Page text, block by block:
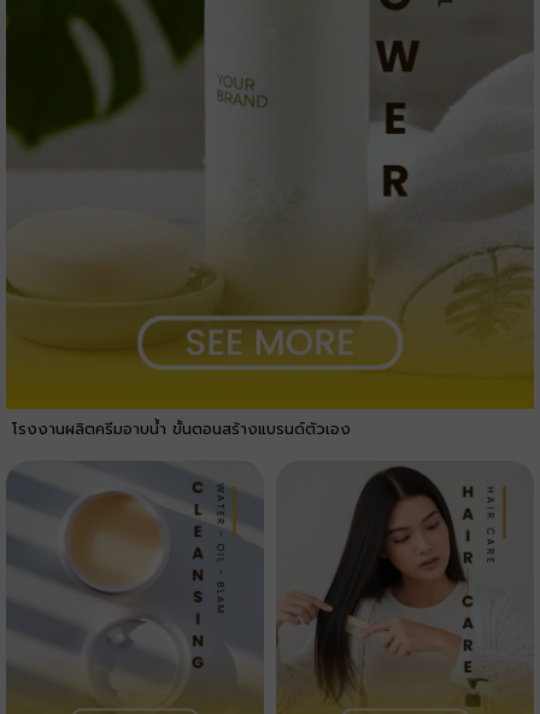
โรงงานผลิตครีมอาบน้ำ ขั้นตอนสร้างแบรนด์ตัวเอง